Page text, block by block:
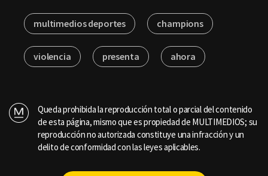
multimedios deportes champions
violencia presenta ahora
Queda prohibida la reproducción total o parcial del contenido
de esta página, mismo que es propiedad de MULTIMEDIOS; su
reproducción no autorizada constituye una infracción y un
delito de conformidad con las leyes aplicables.